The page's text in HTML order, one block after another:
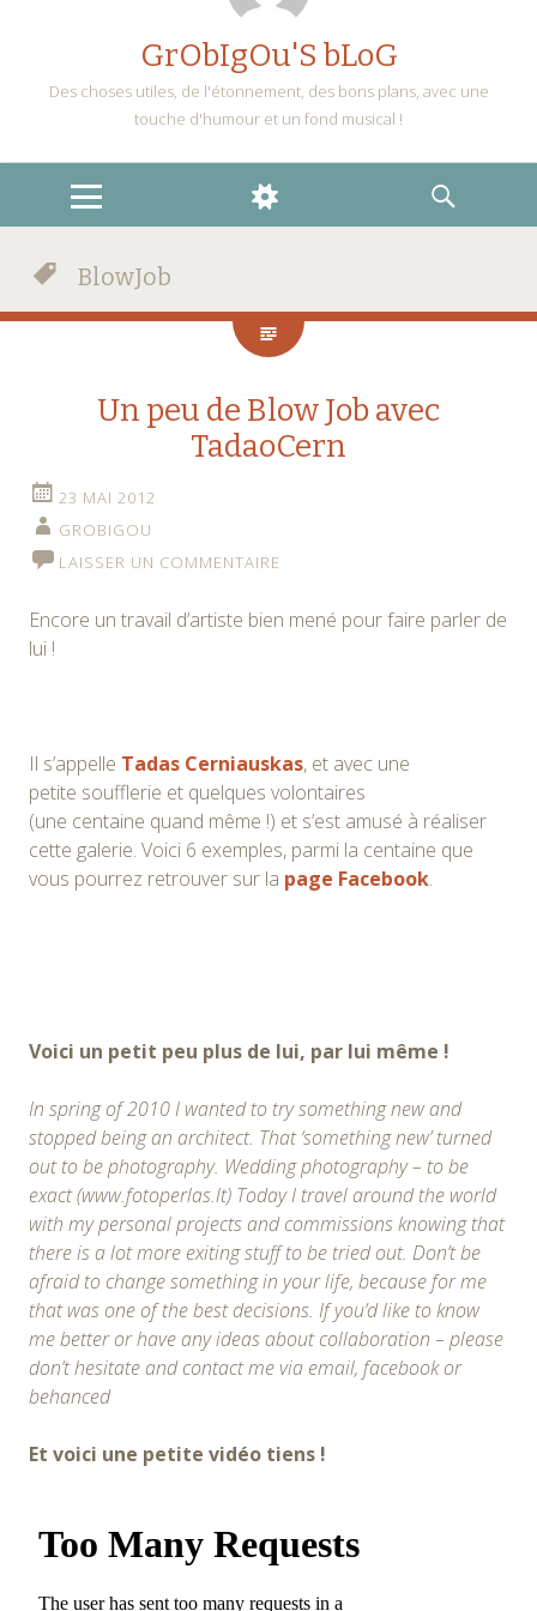
GrObIgOu'S bLoG
Des choses utiles, de l'étonnement, des bons plans, avec une
touche d'humour et un fond musical !
MENU
WIDGETS
RECHERCHE
BlowJob
Un peu de Blow Job avec
TadaoCern
23 MAI 2012
GROBIGOU
LAISSER UN COMMENTAIRE
Encore un travail d’artiste bien mené pour faire parler de
lui !
Il s’appelle Tadas Cerniauskas, et avec une
petite soufflerie et quelques volontaires
(une centaine quand même !) et s’est amusé à réaliser
cette galerie. Voici 6 exemples, parmi la centaine que
vous pourrez retrouver sur la page Facebook.
Voici un petit peu plus de lui, par lui même !
In spring of 2010 I wanted to try something new and
stopped being an architect. That ‘something new’ turned
out to be photography. Wedding photography – to be
exact (www.fotoperlas.lt) Today I travel around the world
with my personal projects and commissions knowing that
there is a lot more exiting stuff to be tried out. Don’t be
afraid to change something in your life, because for me
that was one of the best decisions. If you’d like to know
me better or have any ideas about collaboration – please
don’t hesitate and contact me via email, facebook or
behanced
Et voici une petite vidéo tiens !